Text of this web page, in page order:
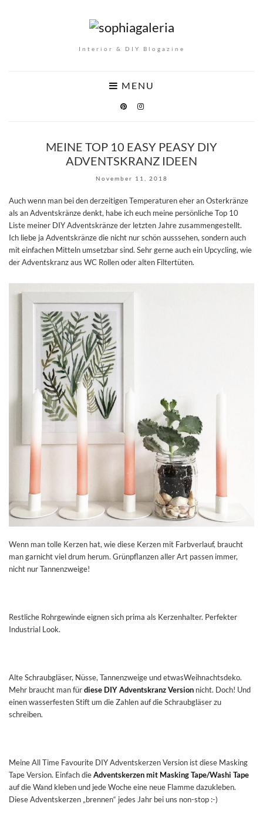
Interior & DIY Blogazine
MENU
MEINE TOP 10 EASY PEASY DIY
ADVENTSKRANZ IDEEN
November 11, 2018
Auch wenn man bei den derzeitigen Temperaturen eher an Osterkränze
als an Adventskränze denkt, habe ich euch meine persönliche Top 10
Liste meiner DIY Adventskränze der letzten Jahre zusammengestellt.
Ich liebe ja Adventskränze die nicht nur schön ausssehen, sondern auch
mit einfachen Mitteln umsetzbar sind. Sehr gerne auch ein Upcycling, wie
der Adventskranz aus WC Rollen oder alten Filtertüten.
Wenn man tolle Kerzen hat, wie diese Kerzen mit Farbverlauf, braucht
man garnicht viel drum herum. Grünpflanzen aller Art passen immer,
nicht nur Tannenzweige!
Restliche Rohrgewinde eignen sich prima als Kerzenhalter. Perfekter
Industrial Look.
Alte Schraubgläser, Nüsse, Tannenzweige und etwasWeihnachtsdeko.
Mehr braucht man fürdiese DIY Adventskranz Version nicht. Doch! Und
einen wasserfesten Stift um die Zahlen auf die Schraubgläser zu
schreiben.
Meine All Time Favourite DIY Adventskerzen Version ist diese Masking
Tape Version. Einfach dieAdventskerzen mit Masking Tape/Washi Tape
auf die Wand kleben und jede Woche eine neue Flamme dazukleben.
Diese Adventskerzen „brennen“ jedes Jahr bei uns non-stop :-)